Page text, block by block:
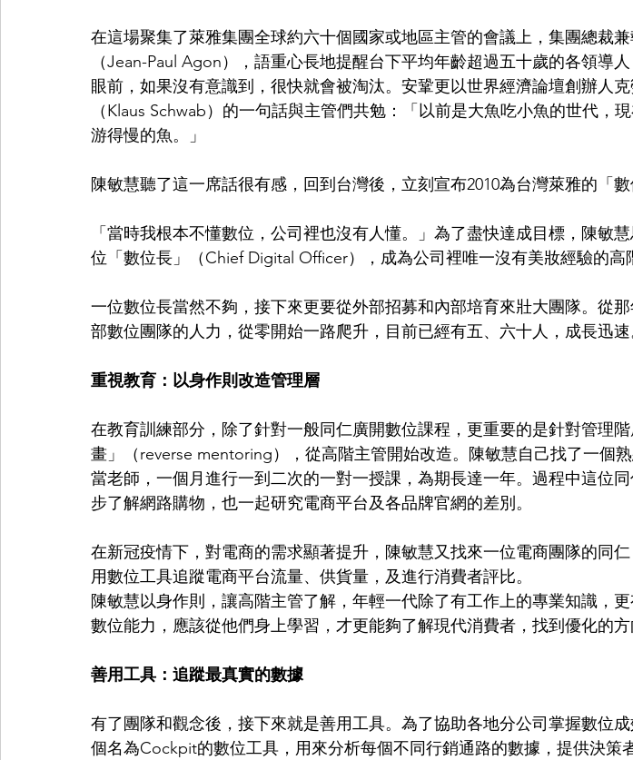
在這場聚集了萊雅集團全球約六十個國家或地區主管的會議上，集團總裁
（Jean-Paul Agon），語重心長地提醒台下平均年齡超過五十歲的各領導
眼前，如果沒有意識到，很快就會被淘汰。安鞏更以世界經濟論壇創辦人
（Klaus Schwab）的一句話與主管們共勉：「以前是大魚吃小魚的世代，
游得慢的魚。」
陳敏慧聽了這一席話很有感，回到台灣後，立刻宣布2010為台灣萊雅的「數
「當時我根本不懂數位，公司裡也沒有人懂。」為了盡快達成目標，陳敏
位「數位長」（Chief Digital Officer），成為公司裡唯一沒有美妝經驗的高
一位數位長當然不夠，接下來更要從外部招募和內部培育來壯大團隊。從
部數位團隊的人力，從零開始一路爬升，目前已經有五、六十人，成長迅速
重視教育：以身作則改造管理層
在教育訓練部分，除了針對一般同仁廣開數位課程，更重要的是針對管理
畫」（reverse mentoring），從高階主管開始改造。陳敏慧自己找了一個
當老師，一個月進行一到二次的一對一授課，為期長達一年。過程中這位
步了解網路購物，也一起研究電商平台及各品牌官網的差別。
在新冠疫情下，對電商的需求顯著提升，陳敏慧又找來一位電商團隊的同仁
用數位工具追蹤電商平台流量、供貨量，及進行消費者評比。
陳敏慧以身作則，讓高階主管了解，年輕一代除了有工作上的專業知識，
數位能力，應該從他們身上學習，才更能夠了解現代消費者，找到優化的方
善用工具：追蹤最真實的數據
有了團隊和觀念後，接下來就是善用工具。為了協助各地分公司掌握數位
個名為Cockpit的數位工具，用來分析每個不同行銷通路的數據，提供決策